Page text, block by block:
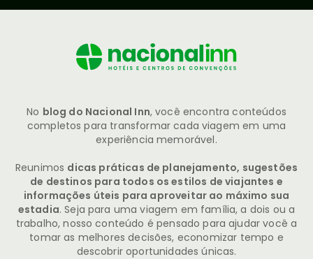
No blog do Nacional Inn, você encontra conteúdos
completos para transformar cada viagem em uma
experiência memorável.
Reunimos dicas práticas de planejamento, sugestões
de destinos para todos os estilos de viajantes e
informações úteis para aproveitar ao máximo sua
estadia. Seja para uma viagem em família, a dois ou a
trabalho, nosso conteúdo é pensado para ajudar você a
tomar as melhores decisões, economizar tempo e
descobrir oportunidades únicas.